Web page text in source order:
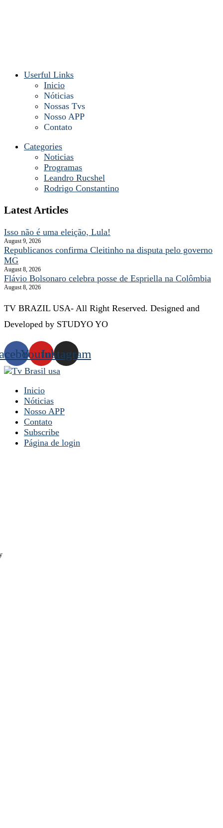
Userful Links
Inicio
Nóticias
Nossas Tvs
Nosso APP
Contato
Categories
Noticias
Programas
Leandro Rucshel
Rodrigo Constantino
Latest Articles
Isso não é uma eleição, Lula!
August 9, 2026
Republicanos confirma Cleitinho na disputa pelo governo
MG
August 8, 2026
Flávio Bolsonaro celebra posse de Espriella na Colômbia
August 8, 2026
TV BRAZIL USA- All Right Reserved. Designed and
Developed by STUDYO YO
YoutubeInstagram
Inicio
Nóticias
Nosso APP
Contato
Subscribe
Página de login